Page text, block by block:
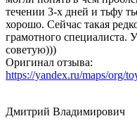
течении 3-х дней и тьфу
хорошо. Сейчас такая
грамотного специалиста.
советую)))
Оригинал отзыва:
https://yandex.ru/maps/org/
Дмитрий Владимирович